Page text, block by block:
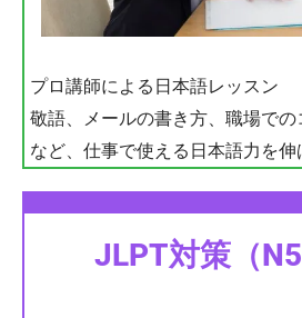
プロ講師による日本語レッスン
敬語、メールの書き方、職場で
など、仕事で使える日本語力を伸
JLPT対策（N5